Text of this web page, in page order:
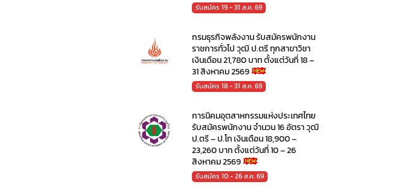
รับสมัคร 19 - 31 ส.ค. 69
กรมธุรกิจพลังงาน รับสมัครพนักงาน
ราชการทั่วไป วุฒิ ป.ตรี ทุกสาขาวิชา
เงินเดือน 21,780 บาท ตั้งแต่วันที่ 18 –
31 สิงหาคม 2569
รับสมัคร 18 - 31 ส.ค. 69
การนิคมอุตสาหกรรมแห่งประเทศไทย
รับสมัครพนักงาน จำนวน 16 อัตรา วุฒิ
ป.ตรี – ป.โท เงินเดือน 18,900 –
23,260 บาท ตั้งแต่วันที่ 10 – 26
สิงหาคม 2569
รับสมัคร 10 - 26 ส.ค. 69